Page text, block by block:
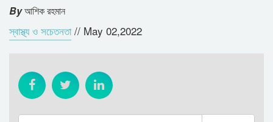
Byআশিক রহমান
স্বাস্থ্য ও সচেতনতা // May 02,2022